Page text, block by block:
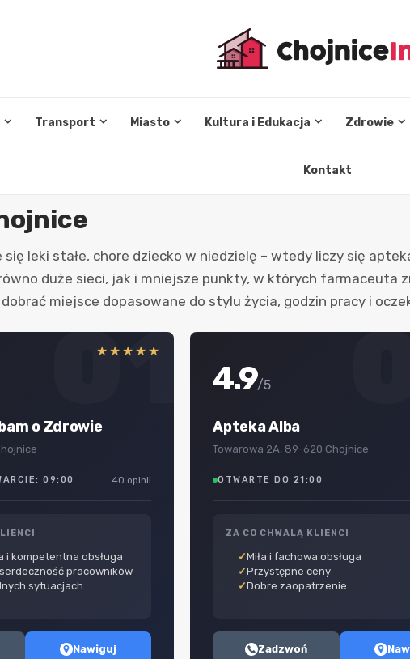
Transport Miasto Kultura i Edukacja Zdrowie
Kontakt
się leki stałe, chore dziecko w niedzielę – wtedy liczy się
duże sieci, jak i mniejsze punkty, w których farmaceuta
miejsce dopasowane do stylu życia, godzin pracy i
01
★★★★★
o Zdrowie
09:00 40 opinii
i kompetentna obsługa
pracowników
sytuacjach
Nawiguj
4.9/5
Apteka Alba
Towarowa 2A, 89-620 Chojnice
OTWARTE DO 21:00
ZA CO CHWALĄ KLIENCI
Miła i fachowa obsługa
Przystępne ceny
Dobre zaopatrzenie
Zadzwoń